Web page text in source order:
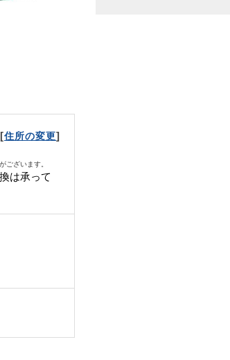
[住所の変更]
ございます。
は承って